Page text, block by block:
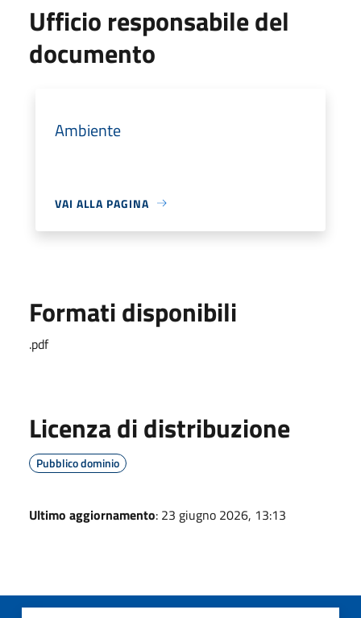
Ufficio responsabile del
documento
Ambiente
VAI ALLA PAGINA
Formati disponibili
.pdf
Licenza di distribuzione
Pubblico dominio
Ultimo aggiornamento: 23 giugno 2026, 13:13